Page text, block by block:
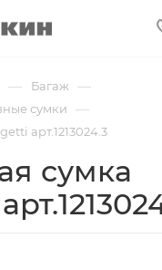
— Багаж —
сумки —
арт.1213024.3
сумка